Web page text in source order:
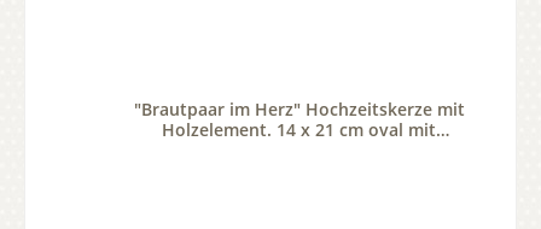
"Brautpaar im Herz" Hochzeitskerze mit
Holzelement. 14 x 21 cm oval mit